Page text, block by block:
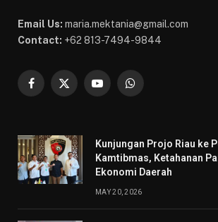
Email Us: maria.mektania@gmail.com
Contact: +62 813-7494-9844
Facebook
X
YouTubeWhatsApp
Kunjungan Projo Riau ke
Kamtibmas, Ketahanan
Ekonomi Daerah
MAY 20, 2026